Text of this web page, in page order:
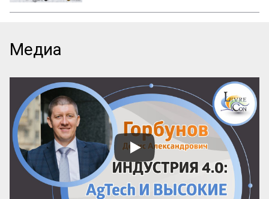
Мы привыкли делегировать людям, но
забываем настраивать процессы. Ставка
на человеческий фактор превращает
управление в лотерею, где выигрышный
билет достаётся лишь единицам.
Существует иной подход: он позволяет
сделать компанию человеко-
независимой, где результат гарантирует
не гениальность сотрудника, а ...
Медиа